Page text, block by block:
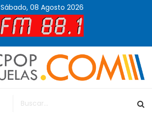
Sábado, 08 Agosto 2026